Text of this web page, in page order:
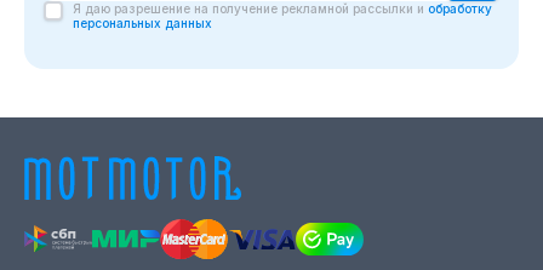
Я даю разрешение на получение рекламной рассылки и обработку
персональных данных